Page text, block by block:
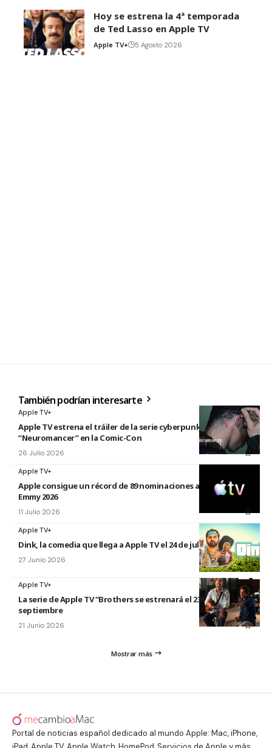
Hoy se estrena la 4ª temporada
de Ted Lasso en Apple TV
Apple TV+ 5 Agosto 2026
También podrían interesarte
Apple TV+
Apple TV estrena el tráiler de la serie cyberpunk
“Neuromancer” en la Comic-Con
26 Julio 2026
Apple TV+
Apple consigue un récord de 89 nominaciones a los premios
Emmy 2026
11 Julio 2026
Apple TV+
Dink, la comedia que llega a Apple TV el 24 de julio
27 Junio 2026
Apple TV+
La serie de Apple TV “Brothers se estrenará el 23 de
septiembre
21 Junio 2026
Mostrar más
Portal de noticias español dedicado al mundo Apple: Mac, iPhone,